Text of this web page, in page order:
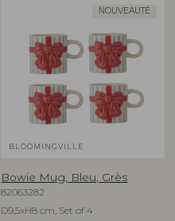
NOUVEAUTÉ
BLOOMINGVILLE
Bowie Mug, Bleu, Grès
82063282
D9,5xH8 cm, Set of 4